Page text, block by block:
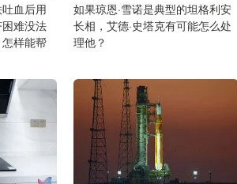
血后用
难没法
样能帮
如果琼恩·雪诺是典型的坦格利安
长相，艾德·史塔克有可能怎么处
理他？